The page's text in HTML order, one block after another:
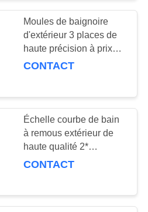
Moules de baignoire
d'extérieur 3 places de
haute précision à prix
réduit - Vente en gros
CONTACT
Échelle courbe de bain
à remous extérieur de
haute qualité 2*
accessoires de spa avec
CONTACT